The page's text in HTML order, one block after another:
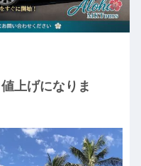
上げになりま